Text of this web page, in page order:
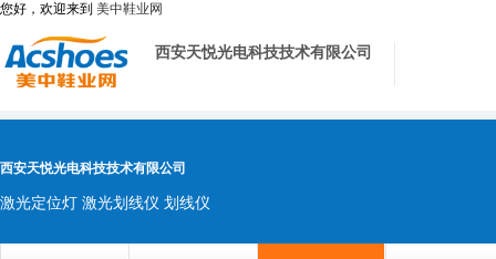
您好，欢迎来到 美中鞋业网
西安天悦光电科技技术有限公司
西安天悦光电科技技术有限公司
激光定位灯 激光划线仪 划线仪